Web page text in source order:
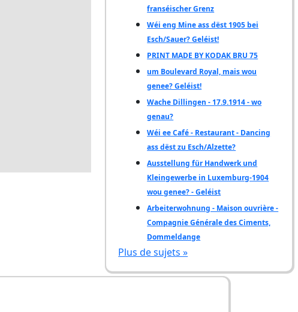
franséischer Grenz
Wéi eng Mine ass dëst 1905 bei
Esch/Sauer? Geléist!
PRINT MADE BY KODAK BRU 75
um Boulevard Royal, mais wou
genee? Geléist!
Wache Dillingen - 17.9.1914 - wo
genau?
Wéi ee Café - Restaurant - Dancing
ass dëst zu Esch/Alzette?
Ausstellung für Handwerk und
Kleingewerbe in Luxemburg-1904
wou genee? - Geléist
Arbeiterwohnung - Maison ouvrière -
Compagnie Générale des Ciments,
Dommeldange
Plus de sujets »